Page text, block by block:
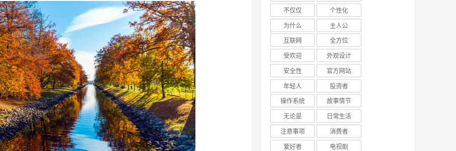
不仅仅
个性化
为什么
主人公
互联网
全方位
受欢迎
外观设计
安全性
官方网站
年轻人
投资者
操作系统
故事情节
无论是
日常生活
注意事项
消费者
爱好者
电视剧